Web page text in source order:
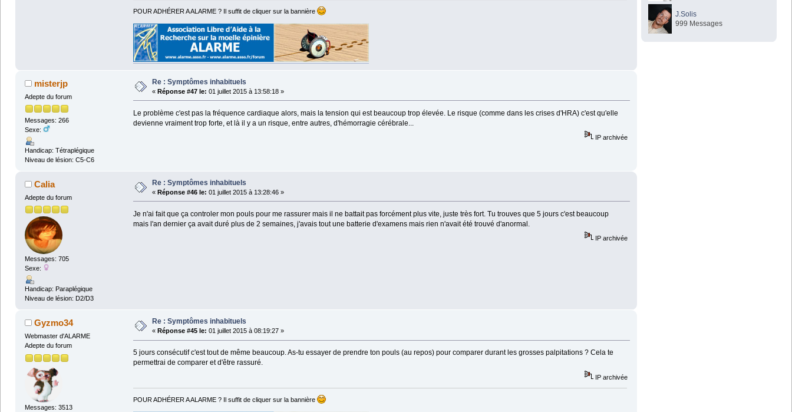
POUR ADHÉRER A ALARME ? Il suffit de cliquer sur la bannière
misterjp
Adepte du forum
Messages: 266
Sexe:
Handicap: Tétraplégique
Niveau de lésion: C5-C6
Re : Symptômes inhabituels
« Réponse #47 le: 01 juillet 2015 à 13:58:18 »
Le problème c'est pas la fréquence cardiaque alors, mais la tension qui est beaucoup trop élevée. Le risque (comme dans les crises d'HRA) c'est qu'elle
devienne vraiment trop forte, et là il y a un risque, entre autres, d'hémorragie cérébrale...
IP archivée
Calia
Adepte du forum
Messages: 705
Sexe:
Handicap: Paraplégique
Niveau de lésion: D2/D3
Re : Symptômes inhabituels
« Réponse #46 le: 01 juillet 2015 à 13:28:46 »
Je n'ai fait que ça controler mon pouls pour me rassurer mais il ne battait pas forcément plus vite, juste très fort. Tu trouves que 5 jours c'est beaucoup
mais l'an dernier ça avait duré plus de 2 semaines, j'avais tout une batterie d'examens mais rien n'avait été trouvé d'anormal.
IP archivée
Gyzmo34
Webmaster d'ALARME
Adepte du forum
Messages: 3513
Re : Symptômes inhabituels
« Réponse #45 le: 01 juillet 2015 à 08:19:27 »
5 jours consécutif c'est tout de même beaucoup. As-tu essayer de prendre ton pouls (au repos) pour comparer durant les grosses palpitations ? Cela te
permettrai de comparer et d'être rassuré.
IP archivée
POUR ADHÉRER A ALARME ? Il suffit de cliquer sur la bannière
J.Solis
999 Messages